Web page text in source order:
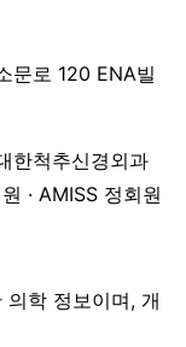
문로 120 ENA빌
한척추신경외과
· AMISS 정회원
의학 정보이며, 개